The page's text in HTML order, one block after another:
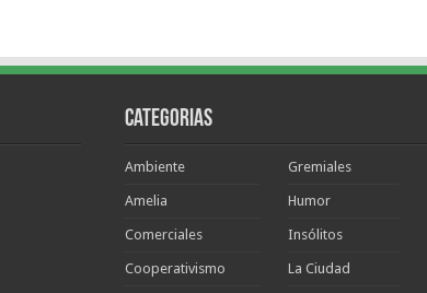
Categorias
Ambiente
Amelia
Comerciales
Cooperativismo
Gremiales
Humor
Insólitos
La Ciudad